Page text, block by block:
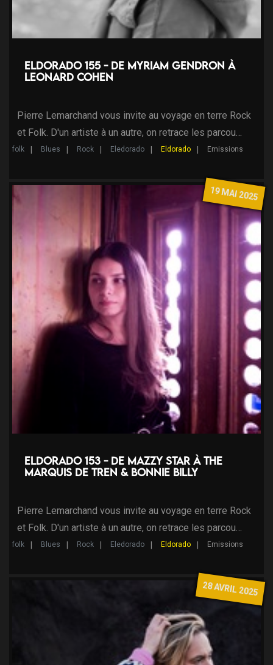
Eldorado 155 - de Myriam Gendron à
Leonard Cohen
Pierre Lemarchand vous invite au voyage en terre Rock
et Folk. D'un artiste à un autre, on retrace les parcou…
folk Blues Rock Eledorado Eldorado Emissions
19 MAI 2025
Eldorado 153 - de Mazzy Star à The
Marquis de Tren & Bonnie Billy
Pierre Lemarchand vous invite au voyage en terre Rock
et Folk. D'un artiste à un autre, on retrace les parcou…
folk Blues Rock Eledorado Eldorado Emissions
28 AVRIL 2025